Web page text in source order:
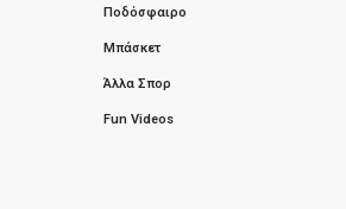
Ποδόσφαιρο
Μπάσκετ
Άλλα Σπορ
Fun Videos